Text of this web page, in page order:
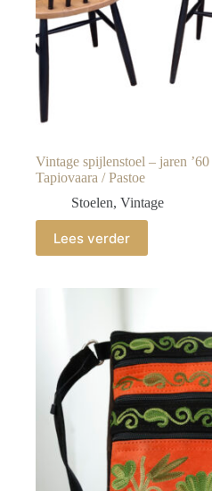
Vintage spijlenstoel – jaren
Tapiovaara / Pastoe
Stoelen, Vintage
Lees verder